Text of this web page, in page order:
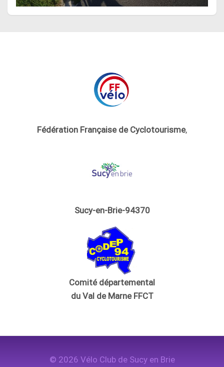
Fédération Française de Cyclotourisme,
Sucy-en-Brie-94370
Comité départemental
du Val de Marne FFCT
© 2026 Vélo Club de Sucy en Brie